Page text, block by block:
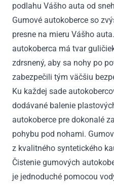
podlahu Vášho auta od
Gumové autokoberce so
presne na mieru Vášho
autokoberca má tvar
zdrsnený, aby sa nohy po
zabezpečili tým väčšiu
Ku každej sade
dodávané balenie
autokoberce pre dokonalé
pohybu pod nohami.
z kvalitného syntetického
Čistenie gumových
je jednoduché pomocou